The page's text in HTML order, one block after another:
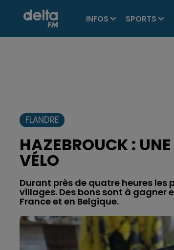
INFOS SPORTS
FLANDRE
HAZEBROUCK :
VÉLO
Durant près de quatre heures
villages. Des bons sont à gagner
France et en Belgique.